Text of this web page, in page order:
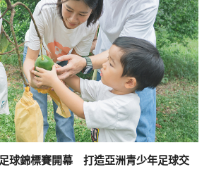
球錦標賽開幕 打造亞洲青少年足球交